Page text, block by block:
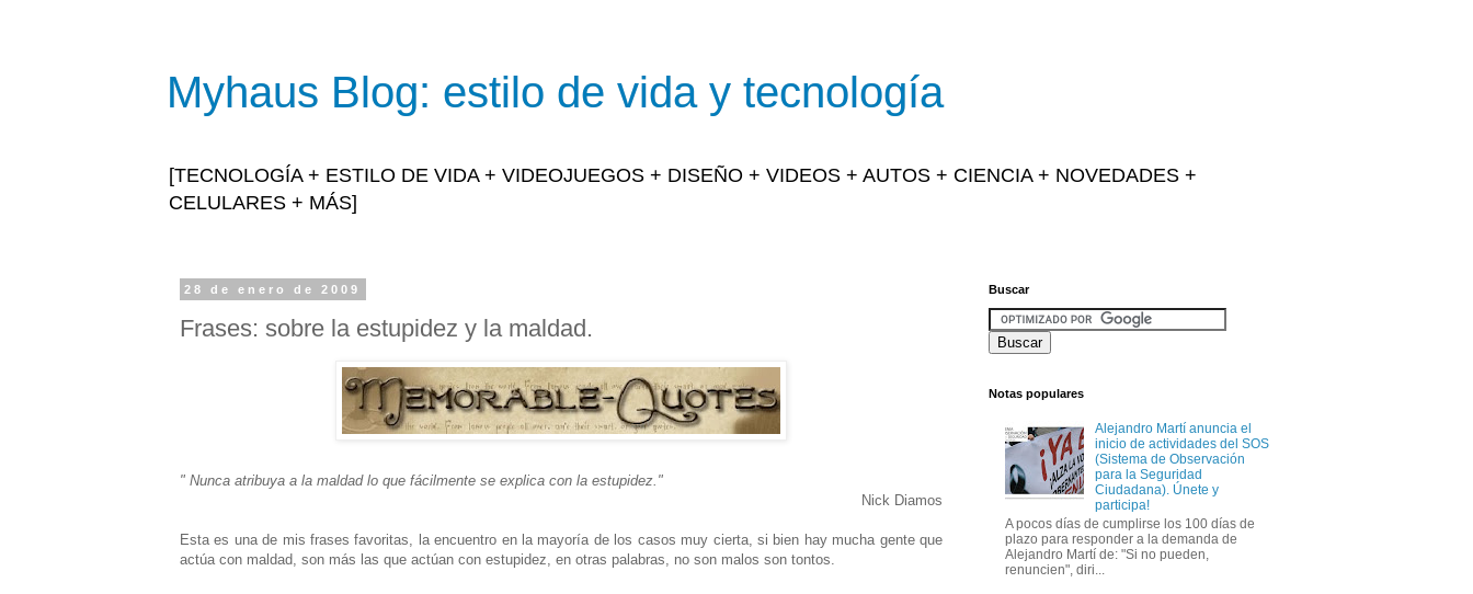
Myhaus Blog: estilo de vida y tecnología
[TECNOLOGÍA + ESTILO DE VIDA + VIDEOJUEGOS + DISEÑO + VIDEOS + AUTOS + CIENCIA + NOVEDADES +
CELULARES + MÁS]
28 de enero de 2009
Frases: sobre la estupidez y la maldad.
" Nunca atribuya a la maldad lo que fácilmente se explica con la estupidez."
Nick Diamos
Esta es una de mis frases favoritas, la encuentro en la mayoría de los casos muy cierta, si bien hay mucha gente que
actúa con maldad, son más las que actúan con estupidez, en otras palabras, no son malos son tontos.
Buscar
Notas populares
Alejandro Martí anuncia el
inicio de actividades del SOS
(Sistema de Observación
para la Seguridad
Ciudadana). Únete y
participa!
A pocos días de cumplirse los 100 días de
plazo para responder a la demanda de
Alejandro Martí de: "Si no pueden,
renuncien", diri...